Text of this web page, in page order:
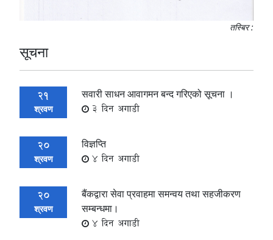
तस्बिर :
सूचना
21
श्रवण
सवारी साधन आवागमन बन्द गरिएको सूचना ।
3 दिन अगाडी
20
श्रवण
विज्ञप्ति
4 दिन अगाडी
20
श्रवण
बैंकद्वारा सेवा प्रवाहमा समन्वय तथा सहजीकरण
सम्बन्धमा।
4 दिन अगाडी